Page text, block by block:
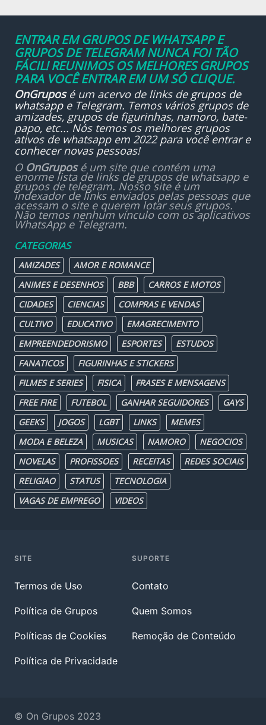
ENTRAR EM GRUPOS DE WHATSAPP E
GRUPOS DE TELEGRAM NUNCA FOI TÃO
FÁCIL! REUNIMOS OS MELHORES GRUPOS
PARA VOCÊ ENTRAR EM UM SÓ CLIQUE.
OnGruposé um acervo de links de grupos de
whatsappe Telegram. Temos vários grupos de
amizades, grupos de figurinhas, namoro, bate-
papo, etc... Nós temos os melhores grupos
ativos de whatsapp em 2022 para você entrar e
conhecer novas pessoas!
O OnGruposé um site que contém uma
enorme lista de links de grupos de whatsapp e
grupos de telegram. Nosso site é um
indexador de links enviados pelas pessoas que
acessam o site e querem lotar seus grupos.
Não temos nenhum vínculo com os aplicativos
WhatsApp e Telegram.
CATEGORIAS
AMIZADES
AMOR E ROMANCE
ANIMES E DESENHOS
BBB
CARROS E MOTOS
CIDADES
CIENCIAS
COMPRAS E VENDAS
CULTIVO
EDUCATIVO
EMAGRECIMENTO
EMPREENDEDORISMO
ESPORTES
ESTUDOS
FANATICOS
FIGURINHAS E STICKERS
FILMES E SERIES
FISICA
FRASES E MENSAGENS
FREE FIRE
FUTEBOL GANHAR SEGUIDORES
GAYS
GEEKS
JOGOS LGBT LINKS
MEMES
MODA E BELEZA
MUSICAS NAMORO
NEGOCIOS
NOVELAS
PROFISSOES RECEITAS
REDES SOCIAIS
RELIGIAO
STATUS
TECNOLOGIA
VAGAS DE EMPREGO
VIDEOS
SITE
Termos de Uso
Política de Grupos
Políticas de Cookies
Política de Privacidade
SUPORTE
Contato
Quem Somos
Remoção de Conteúdo
© On Grupos 2023